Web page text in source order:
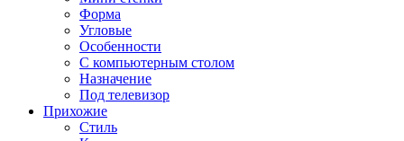
Форма
Угловые
Особенности
С компьютерным столом
Назначение
Под телевизор
Прихожие
Стиль